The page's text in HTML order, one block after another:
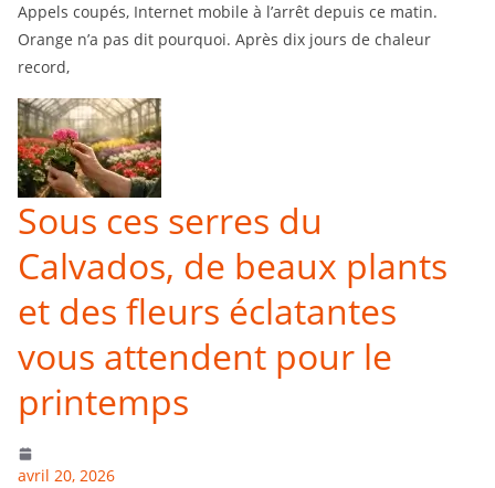
Appels coupés, Internet mobile à l’arrêt depuis ce matin.
Orange n’a pas dit pourquoi. Après dix jours de chaleur
record,
Sous ces serres du
Calvados, de beaux plants
et des fleurs éclatantes
vous attendent pour le
printemps
avril 20, 2026